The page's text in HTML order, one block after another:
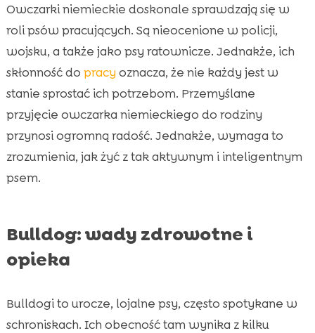
Owczarki niemieckie doskonale sprawdzają się w
roli psów pracujących. Są nieocenione w policji,
wojsku, a także jako psy ratownicze. Jednakże, ich
skłonność do pracy oznacza, że nie każdy jest w
stanie sprostać ich potrzebom. Przemyślane
przyjęcie owczarka niemieckiego do rodziny
przynosi ogromną radość. Jednakże, wymaga to
zrozumienia, jak żyć z tak aktywnym i inteligentnym
psem.
Bulldog: wady zdrowotne i
opieka
Bulldogi to urocze, lojalne psy, często spotykane w
schroniskach. Ich obecność tam wynika z kilku